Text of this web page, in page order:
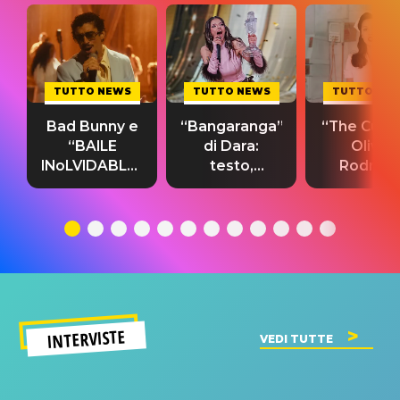
TUTTO NEWS
Bad Bunny e
“BAILE
INoLVIDABLE”:
testo,
significato
TUTTO NEWS
“Bangaranga”
di Dara:
testo,
traduzione e
del singolo
TUTTO
“The
Olivia
testo,
INTERVISTE VEDI TUTTE